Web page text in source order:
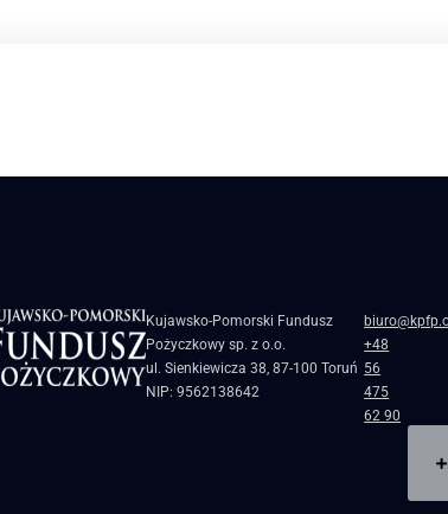
Kujawsko-Pomorski Fundusz
Pożyczkowy sp. z o.o.
ul. Sienkiewicza 38, 87-100 Toruń
NIP: 9562138642
+48
56
475
62 90